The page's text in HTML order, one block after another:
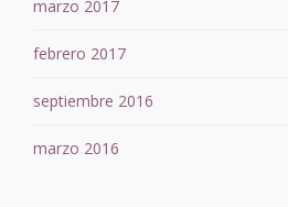
marzo 2017
febrero 2017
septiembre 2016
marzo 2016